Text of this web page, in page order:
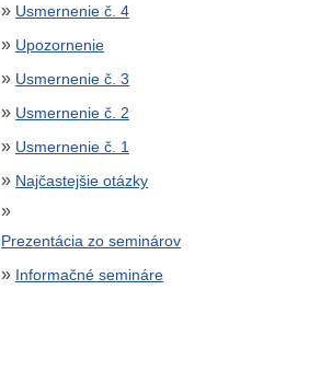
» Usmernenie č. 4
» Upozornenie
» Usmernenie č. 3
» Usmernenie č. 2
» Usmernenie č. 1
» Najčastejšie otázky
»
Prezentácia zo seminárov
» Informačné semináre